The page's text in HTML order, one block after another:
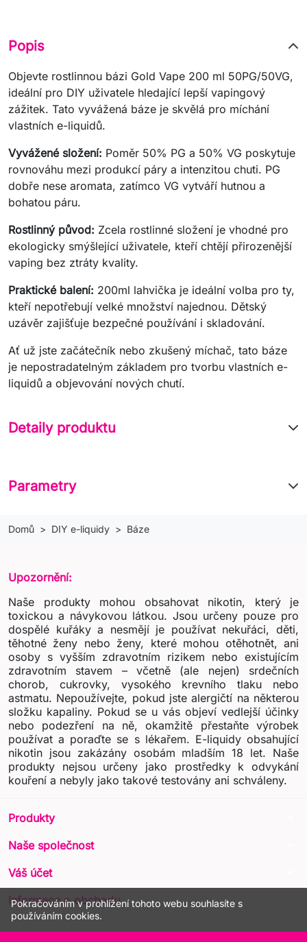
Pokračováním v prohlížení tohoto webu souhlasíte s
používáním cookies.
Popis
Objevte rostlinnou bázi Gold Vape 200 ml 50PG/50VG,
ideální pro DIY uživatele hledající lepší vapingový
zážitek. Tato vyvážená báze je skvělá pro míchání
vlastních e-liquidů.
Vyvážené složení: Poměr 50% PG a 50% VG poskytuje
rovnováhu mezi produkcí páry a intenzitou chuti. PG
dobře nese aromata, zatímco VG vytváří hutnou a
bohatou páru.
Rostlinný původ: Zcela rostlinné složení je vhodné pro
ekologicky smýšlející uživatele, kteří chtějí přirozenější
vaping bez ztráty kvality.
Praktické balení: 200ml lahvička je ideální volba pro ty,
kteří nepotřebují velké množství najednou. Dětský
uzávěr zajišťuje bezpečné používání i skladování.
Ať už jste začátečník nebo zkušený míchač, tato báze
je nepostradatelným základem pro tvorbu vlastních e-
liquidů a objevování nových chutí.
Detaily produktu
Parametry
Domů DIY e-liquidy Báze
Upozornění:
Naše produkty mohou obsahovat nikotin, který je
toxickou a návykovou látkou. Jsou určeny pouze pro
dospělé kuřáky a nesmějí je používat nekuřáci, děti,
těhotné ženy nebo ženy, které mohou otěhotnět, ani
osoby s vyšším zdravotním rizikem nebo existujícím
zdravotním stavem – včetně (ale nejen) srdečních
chorob, cukrovky, vysokého krevního tlaku nebo
astmatu. Nepoužívejte, pokud jste alergičtí na některou
složku kapaliny. Pokud se u vás objeví vedlejší účinky
nebo podezření na ně, okamžitě přestaňte výrobek
používat a poraďte se s lékařem. E-liquidy obsahující
nikotin jsou zakázány osobám mladším 18 let. Naše
produkty nejsou určeny jako prostředky k odvykání
kouření a nebyly jako takové testovány ani schváleny.
Produkty
Naše společnost
Váš účet
Informace o obchodu